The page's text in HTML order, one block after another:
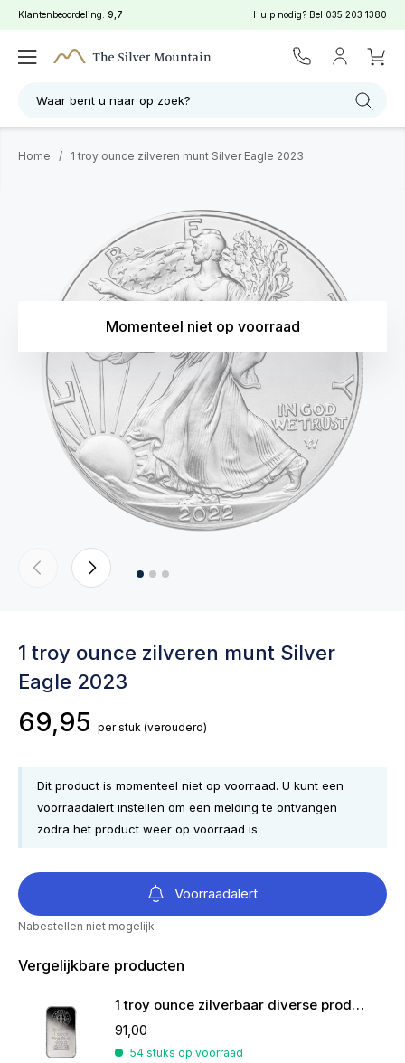
Klantenbeoordeling: 9,7 Hulp nodig? Bel 035 203 1380
Waar bent u naar op zoek?
Home / 1 troy ounce zilveren munt Silver Eagle 2023
Momenteel niet op voorraad
1 troy ounce zilveren munt Silver
Eagle 2023
69,95 per stuk (verouderd)
Dit product is momenteel niet op voorraad. U kunt een
voorraadalert instellen om een melding te ontvangen
zodra het product weer op voorraad is.
Voorraadalert
Nabestellen niet mogelijk
Vergelijkbare producten
1 troy ounce zilverbaar diverse producenten
91,00
54 stuks op voorraad